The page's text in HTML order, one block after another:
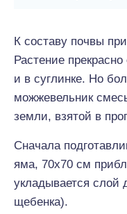
К составу почвы
Растение
и в суглинке. Но
можжевельник
земли, взятой в
Сначала
яма, 70х70 см
укладывается слой
щебенка).